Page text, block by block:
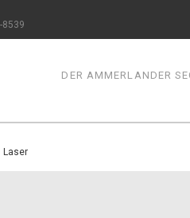
8539
DER AMMERLANDER
Laser